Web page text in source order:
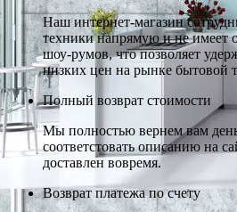
Наш интернет-магазин
техники напрямую и не имеет
шоу-румов, что позволяет
низких цен на рынке бытовой
Полный возврат стоимости
Мы полностью вернем вам
соответстовать описанию на
доставлен вовремя.
Возврат платежа по счету